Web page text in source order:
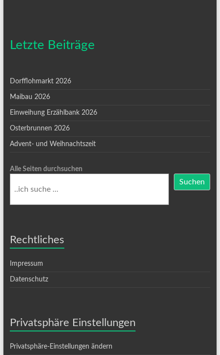
Letzte Beiträge
Dorfflohmarkt 2026
Maibau 2026
Einweihung Erzählbank 2026
Osterbrunnen 2026
Advent- und Weihnachtszeit
Alle Seiten durchsuchen
Suchen
Rechtliches
Impressum
Datenschutz
Privatsphäre Einstellungen
Privatsphäre-Einstellungen ändern